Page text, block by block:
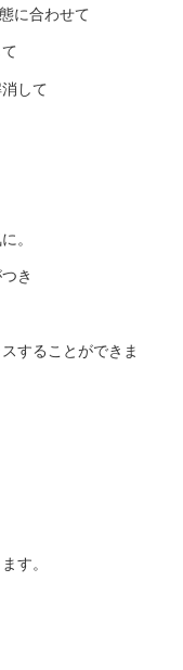
に合わせて
して
。
き
することができま
す。